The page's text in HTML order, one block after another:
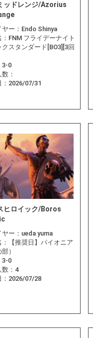
ッドレンジ/Azorius
ー： Endo Shinya
FNM フライデーナイト
クスタンダード[BO3][3回
3-0
：
2026/07/31
ヒロイック/Boros
ー： ueda yuma
【推奨日】パイオニア
部）
3-0
： 4
2026/07/28